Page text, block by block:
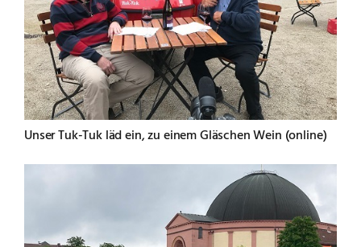
Unser Tuk-Tuk läd ein, zu einem Gläschen Wein (online)